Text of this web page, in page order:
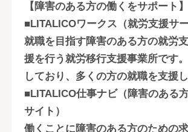
【障害のある方の働くをサポート】
■LITALICOワークス（就労支援サー
就職を目指す障害のある方の就労
援を行う就労移行支援事業所です
しており、多くの方の就職を支援し
■LITALICO仕事ナビ（障害のある
サイト）
働くことに障害のある方のための